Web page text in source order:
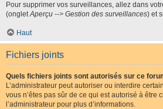
Pour supprimer vos surveillances, allez dans
(ongletAperçu --> Gestion des surveillances) et
Haut
Fichiers joints
Quels fichiers joints sont autorisés sur ce
L’administrateur peut autoriser ou interdire
vous n’êtes pas sûr de ce qui est autorisé à être
l’administrateur pour plus d’informations.